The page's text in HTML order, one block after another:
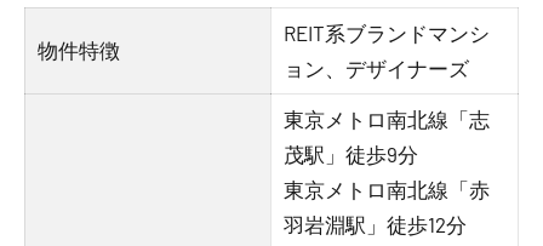
物件特徴
REIT系ブランドマンシ
ョン、デザイナーズ
東京メトロ南北線「志
茂駅」徒歩9分
東京メトロ南北線「赤
羽岩淵駅」徒歩12分